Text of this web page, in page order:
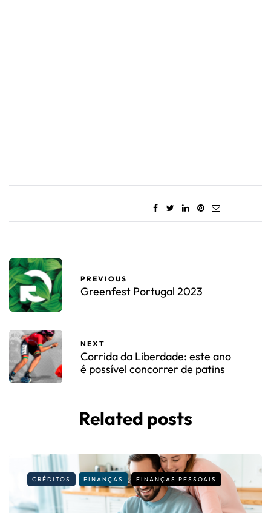
PREVIOUS
Greenfest Portugal 2023
NEXT
Corrida da Liberdade: este ano
é possível concorrer de patins
Related posts
CRÉDITOS FINANÇAS FINANÇAS PESSOAIS